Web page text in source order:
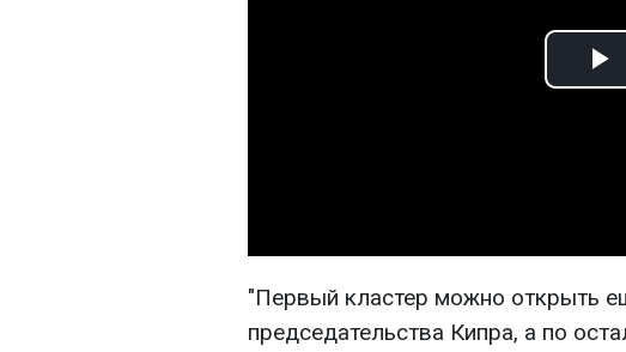
"Первый кластер можно открыть
председательства Кипра, а по